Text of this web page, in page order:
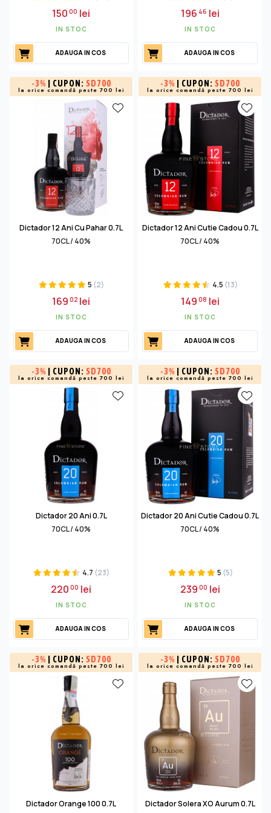
15000 lei
IN STOC
ADAUGA IN COS
196 46 lei
IN STOC
ADAUGA IN COS
-3% | CUPON: SD700
la orice comandă peste 700 lei
Dictador 12 Ani Cu Pahar 0.7L
70CL / 40%
5 (2)
16902 lei
IN STOC
ADAUGA IN COS
-3% | CUPON: SD700
la orice comandă peste 700 lei
Dictador 12 Ani Cutie Cadou 0.7L
70CL / 40%
4.5 (13)
14908 lei
IN STOC
ADAUGA IN COS
-3% | CUPON: SD700
la orice comandă peste 700 lei
Dictador 20 Ani 0.7L
70CL / 40%
4.7 (23)
22000 lei
IN STOC
ADAUGA IN COS
-3% | CUPON: SD700
la orice comandă peste 700 lei
Dictador 20 Ani Cutie Cadou 0.7L
70CL / 40%
5 (5)
23900 lei
IN STOC
ADAUGA IN COS
-3% | CUPON: SD700
la orice comandă peste 700 lei
Dictador Orange 100 0.7L
-3% | CUPON: SD700
la orice comandă peste 700 lei
Dictador Solera XO Aurum 0.7L